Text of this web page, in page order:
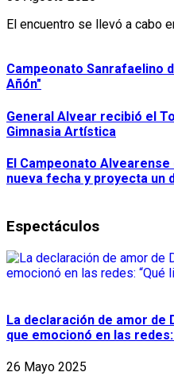
El encuentro se llevó a cabo
Campeonato Sanrafaelino
Añón"
General Alvear recibió el
Gimnasia Artística
El Campeonato
nueva fecha y proyecta un
Espectáculos
La declaración de amor de
que emocionó en las
26 Mayo 2025